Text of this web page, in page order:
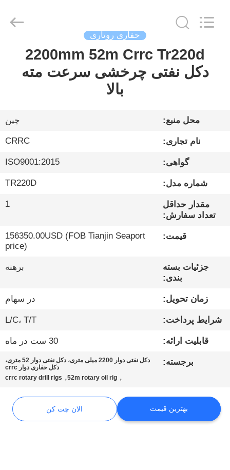
نمایش
تور
کارخانه
کنترل
با
الان
چت
Sinovo
Heavy
حفاری روتاری
2200mm 52m Crrc Tr220d
دکل نفتی چرخشی سرعت مته
بالا
محل منبع: چین
نام تجاری: CRRC
گواهی: ISO9001:2015
شماره مدل: TR220D
مقدار حداقل
تعداد سفارش:
1
قیمت:
156350.00USD (FOB Tianjin Seaport
price)
جزئیات بسته
بندی:
برهنه
زمان تحویل: در سهام
شرایط پرداخت: L/C، T/T
قابلیت ارائه: 30 ست در ماه
برجسته:
دکل نفتی دوار 2200 میلی متری، دکل نفتی دوار 52 متری،
دکل حفاری دوار crrc
,
52m rotary oil rig
,
crrc rotary drill rigs
بهترین قیمت الان چت کن